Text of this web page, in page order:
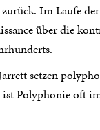
Im Laufe
über die
setzen
ist Polyphonie oft